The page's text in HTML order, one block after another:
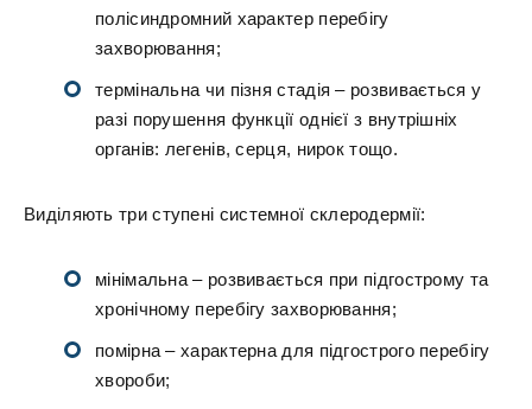
полісиндромний характер перебігу
захворювання;
термінальна чи пізня стадія – розвивається у
разі порушення функції однієї з внутрішніх
органів: легенів, серця, нирок тощо.
Виділяють три ступені системної склеродермії:
мінімальна – розвивається при підгострому та
хронічному перебігу захворювання;
помірна – характерна для підгострого перебігу
хвороби;